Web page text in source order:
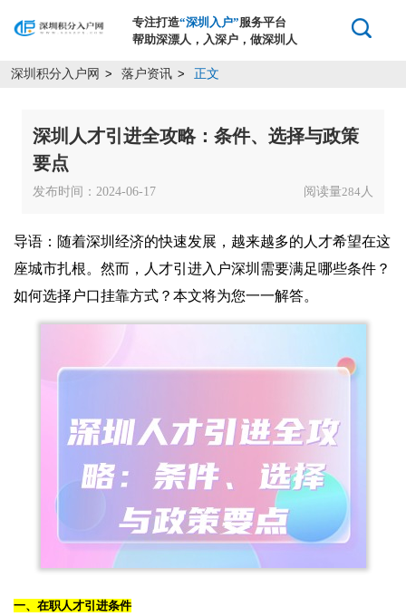
专注打造“深圳入户”服务平台
帮助深漂人，入深户，做深圳人
深圳积分入户网 > 落户资讯 > 正文
深圳人才引进全攻略：条件、选择与政策
要点
发布时间：2024-06-17 阅读量284 人
导语：随着深圳经济的快速发展，越来越多的人才希望在这
座城市扎根。然而，人才引进入户深圳需要满足哪些条件？
如何选择户口挂靠方式？本文将为您一一解答。
一、在职人才引进条件